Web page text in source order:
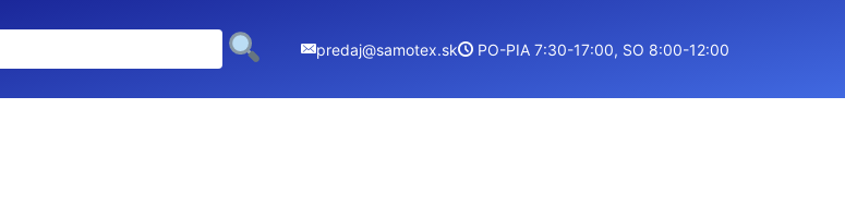
predaj@samotex.sk PO-PIA 7:30-17:00, SO 8:00-12:00